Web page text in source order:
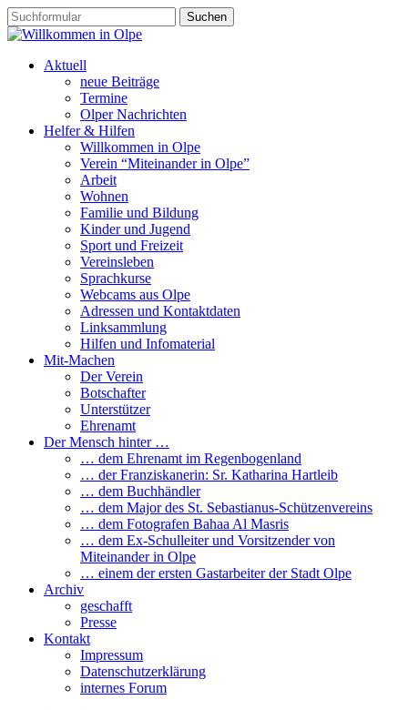
Aktuell
neue Beiträge
Termine
Olper Nachrichten
Helfer & Hilfen
Willkommen in Olpe
Verein “Miteinander in Olpe”
Arbeit
Wohnen
Familie und Bildung
Kinder und Jugend
Sport und Freizeit
Vereinsleben
Sprachkurse
Webcams aus Olpe
Adressen und Kontaktdaten
Linksammlung
Hilfen und Infomaterial
Mit-Machen
Der Verein
Botschafter
Unterstützer
Ehrenamt
Der Mensch hinter …
… dem Ehrenamt im Regenbogenland
… der Franziskanerin: Sr. Katharina Hartleib
… dem Buchhändler
… dem Major des St. Sebastianus-Schützenvereins
… dem Fotografen Bahaa Al Masris
… dem Ex-Schulleiter und Vorsitzender von
Miteinander in Olpe
… einem der ersten Gastarbeiter der Stadt Olpe
Archiv
geschafft
Presse
Kontakt
Impressum
Datenschutzerklärung
internes Forum